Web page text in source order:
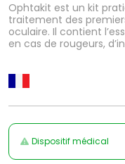
Ophtakit est un kit
traitement des
oculaire. Il contient
en cas de rougeurs,
Dispositif médical